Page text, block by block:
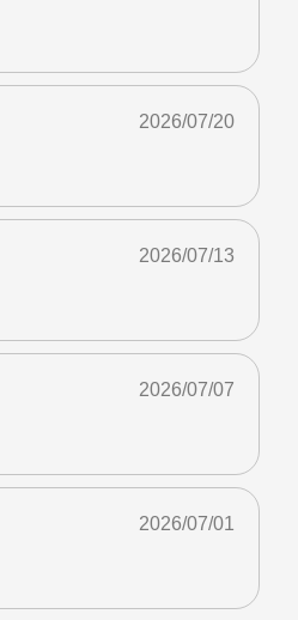
2026/07/20
2026/07/13
2026/07/07
2026/07/01